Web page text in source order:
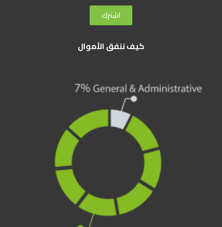
اشترك
كيف ننفق الأموال